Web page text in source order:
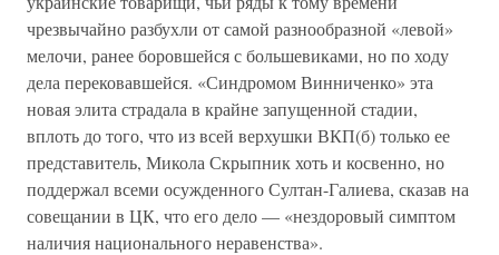
чрезвычайно разбухли от самой разнообразной «левой»
мелочи, ранее боровшейся с большевиками, но по ходу
дела перековавшейся. «Синдромом Винниченко» эта
новая элита страдала в крайне запущенной стадии,
вплоть до того, что из всей верхушки ВКП(б) только ее
представитель, Микола Скрыпник хоть и косвенно, но
поддержал всеми осужденного Султан-Галиева, сказав на
совещании в ЦК, что его дело — «нездоровый симптом
наличия национального неравенства».